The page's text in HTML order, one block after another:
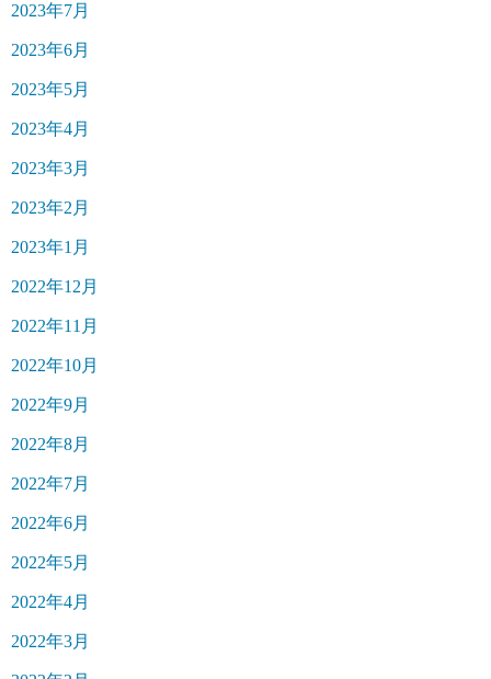
2023年7月
2023年6月
2023年5月
2023年4月
2023年3月
2023年2月
2023年1月
2022年12月
2022年11月
2022年10月
2022年9月
2022年8月
2022年7月
2022年6月
2022年5月
2022年4月
2022年3月